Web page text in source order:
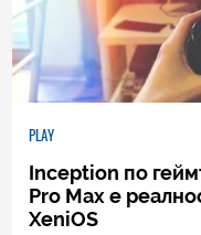
PLAY
Inception по
Pro Max е
XeniOS